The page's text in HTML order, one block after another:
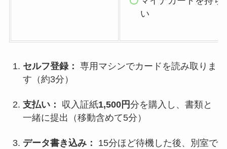
い
セルフ登録： 専用マシンでカードを読み取りま
す（約3分）
支払い： 収入証紙1,500円分を購入し、書類と
一緒に提出（移動含めて5分）
データ書き込み：
15分ほど待機した後、別室で